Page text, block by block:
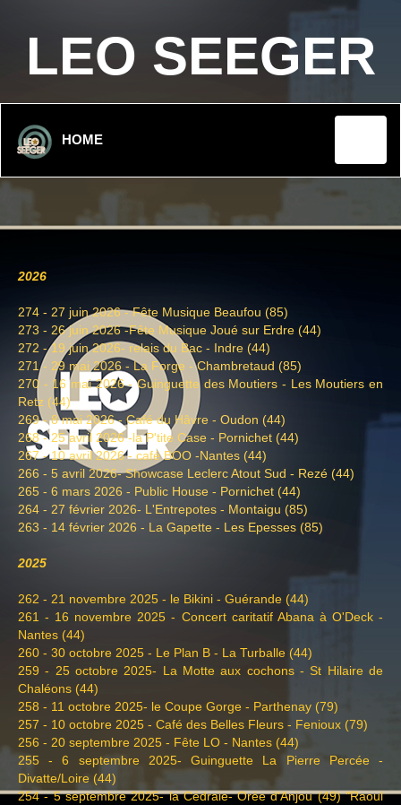
LEO SEEGER
HOME
2026
274 - 27 juin 2026 - Fête Musique Beaufou (85)
273 - 26 juin 2026 -Fête Musique Joué sur Erdre (44)
272 - 19 juin 2026- relais du Bac - Indre (44)
271 - 29 mai 2026 - La Forge - Chambretaud (85)
270 - 16 mai 2026 - Guinguette des Moutiers - Les Moutiers en
Retz (44)
269 - 8 mai 2026 - Café du Hâvre - Oudon (44)
268 - 25 avril 2026 -la P'tite Case - Pornichet (44)
267 - 10 avril 2026 - café BOO -Nantes (44)
266 - 5 avril 2026- Showcase Leclerc Atout Sud - Rezé (44)
265 - 6 mars 2026 - Public House - Pornichet (44)
264 - 27 février 2026- L'Entrepotes - Montaigu (85)
263 - 14 février 2026 - La Gapette - Les Epesses (85)
2025
262 - 21 novembre 2025 - le Bikini - Guérande (44)
261 - 16 novembre 2025 - Concert caritatif Abana à O'Deck -
Nantes (44)
260 - 30 octobre 2025 - Le Plan B - La Turballe (44)
259 - 25 octobre 2025- La Motte aux cochons - St Hilaire de
Chaléons (44)
258 - 11 octobre 2025- le Coupe Gorge - Parthenay (79)
257 - 10 octobre 2025 - Café des Belles Fleurs - Fenioux (79)
256 - 20 septembre 2025 - Fête LO - Nantes (44)
255 - 6 septembre 2025- Guinguette La Pierre Percée -
Divatte/Loire (44)
254 - 5 septembre 2025- la Cédraie- Orée d'Anjou (49) "Raoul